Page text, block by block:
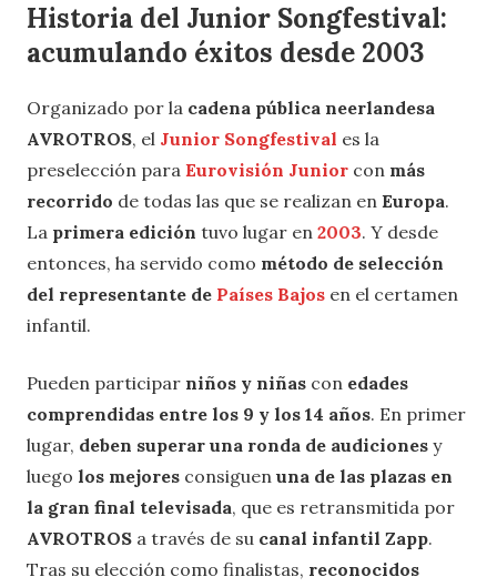
Historia del Junior Songfestival:
acumulando éxitos desde 2003
Organizado por la cadena pública neerlandesa
AVROTROS, el Junior Songfestival es la
preselección para Eurovisión Junior con más
recorrido de todas las que se realizan en Europa.
La primera edición tuvo lugar en 2003. Y desde
entonces, ha servido como método de selección
del representante de Países Bajos en el certamen
infantil.
Pueden participar niños y niñas con edades
comprendidas entre los 9 y los 14 años. En primer
lugar, deben superar una ronda de audiciones y
luego los mejores consiguen una de las plazas en
la gran final televisada, que es retransmitida por
AVROTROS a través de su canal infantil Zapp.
Tras su elección como finalistas, reconocidos